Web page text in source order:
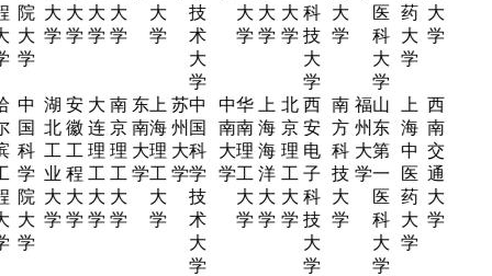
院
大
学
大
学
大
学
大
学
大
学
大
学
技
术
大
学
大
学
大
学
大
学
科
技
大
学
大
学
医
科
大
学
药
大
学
大
学
中
国
科
学
院
大
学
湖
北
工
业
大
学
安
徽
工
程
大
学
大
连
理
工
大
学
南
京
理
工
大
学
东
南
大
学
上
海
理
工
大
学
苏
州
大
学
中
国
科
学
技
术
大
学
中
南
大
学
华
南
理
工
大
学
上
海
海
洋
大
学
北
京
理
工
大
学
西
安
电
子
科
技
大
学
南
方
科
技
大
学
福
州
大
学
山
东
第
一
医
科
大
学
上
海
中
医
药
大
学
西
南
交
通
大
学